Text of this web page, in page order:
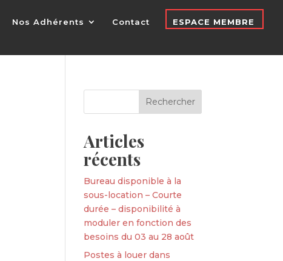
Nos Adhérents Contact ESPACE MEMBRE
Articles
récents
Bureau disponible à la
sous-location – Courte
durée – disponibilité à
moduler en fonction des
besoins du 03 au 28 août
Postes à louer dans